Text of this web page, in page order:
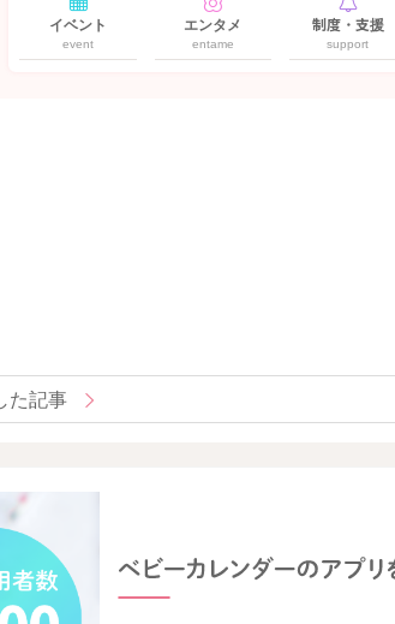
イベント
event
エンタメ
entame
制度・支援
support
た記事